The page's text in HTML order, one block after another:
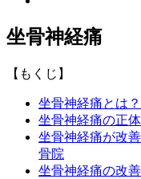
坐骨神経痛
【もくじ】
坐骨神経痛とは
坐骨神経痛の正
坐骨神経痛が改
骨院
坐骨神経痛の改